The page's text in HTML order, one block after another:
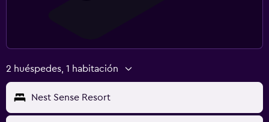
2 huéspedes, 1 habitación
Nest Sense Resort